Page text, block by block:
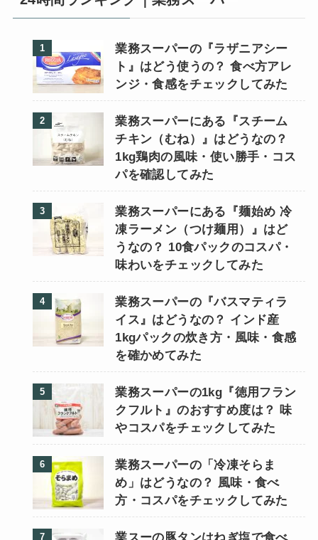
業務スーパーの『ラザニアシー
ト』はどう使うの？ 食べ方アレ
ンジ・食感をチェックしてみた
業務スーパーにある『スチーム
チキン（むね）』はどうなの？
1kg鶏肉の風味・使い勝手・コス
パを確認してみた
業務スーパーにある『麺始め 冷
凍ラーメン（つけ麺用）』はど
うなの？ 10食パックのコスパ・
味わいをチェックしてみた
業務スーパーの『バスマティラ
イス』はどうなの？ インド産
1kgパックの炊き方・風味・食感
を確かめてみた
業務スーパーの1kg『徳用フラン
クフルト』のおすすめ度は？ 味
やコスパをチェックしてみた
業務スーパーの「冷凍そらま
め」はどうなの？ 風味・食べ
方・コスパをチェックしてみた